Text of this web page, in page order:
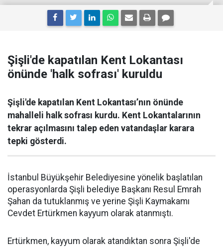
Şişli'de kapatılan Kent Lokantası
önünde 'halk sofrası' kuruldu
Şişli'de kapatılan Kent Lokantası’nın önünde
mahalleli halk sofrası kurdu. Kent Lokantalarının
tekrar açılmasını talep eden vatandaşlar karara
tepki gösterdi.
İstanbul Büyükşehir Belediyesine yönelik başlatılan
operasyonlarda Şişli belediye Başkanı Resul Emrah
Şahan da tutuklanmış ve yerine Şişli Kaymakamı
Cevdet Ertürkmen kayyum olarak atanmıştı.
Ertürkmen, kayyum olarak atandıktan sonra Şişli'de